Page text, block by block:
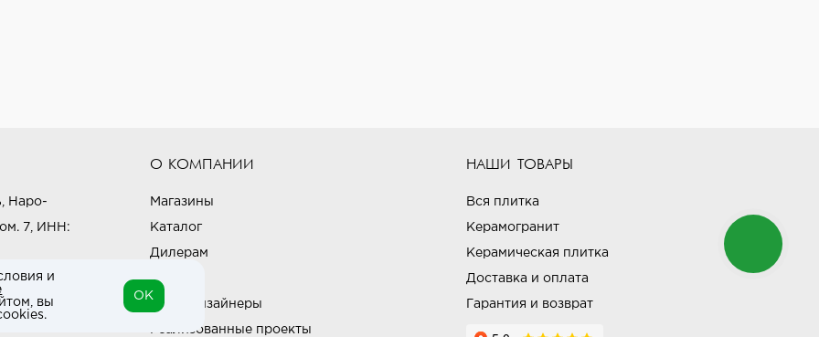
Наро-
7, ИНН:
О КОМПАНИИ
Магазины
Каталог
Дилерам
Блог
Наши дизайнеры
Реализованные проекты
НАШИ ТОВАРЫ
Вся плитка
Керамогранит
Керамическая плитка
Доставка и оплата
Гарантия и возврат
и
вы
OK